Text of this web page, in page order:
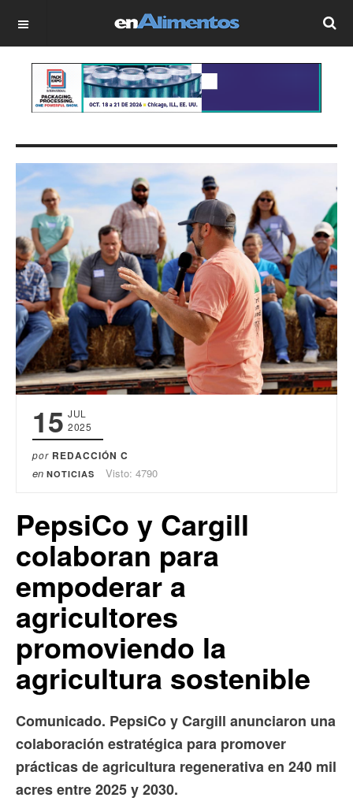
OFF CANVAS
15 JUL
2025
por REDACCIÓN C
en NOTICIAS Visto: 4790
PepsiCo y Cargill
colaboran para
empoderar a
agricultores
promoviendo la
agricultura sostenible
Comunicado. PepsiCo y Cargill anunciaron una
colaboración estratégica para promover
prácticas de agricultura regenerativa en 240 mil
acres entre 2025 y 2030.